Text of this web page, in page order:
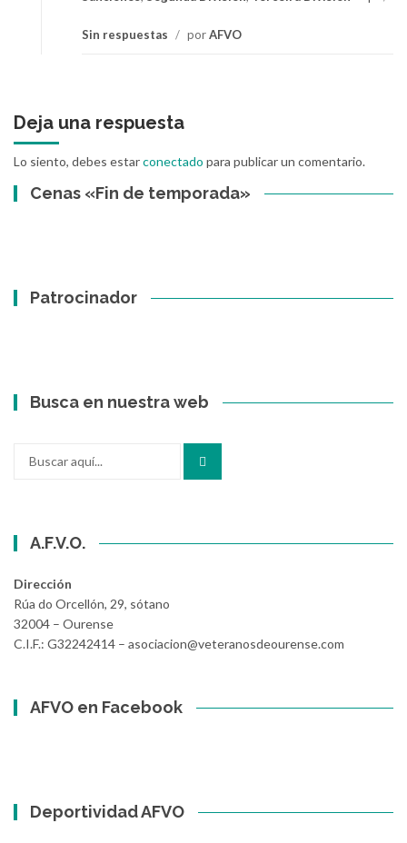
Sin respuestas / porAFVO
Deja una respuesta
Lo siento, debes estarconectado para publicar un comentario.
Cenas «Fin de temporada»
Patrocinador
Busca en nuestra web
A.F.V.O.
Dirección
Rúa do Orcellón, 29, sótano
32004 – Ourense
C.I.F.: G32242414 – asociacion@veteranosdeourense.com
AFVO en Facebook
Deportividad AFVO